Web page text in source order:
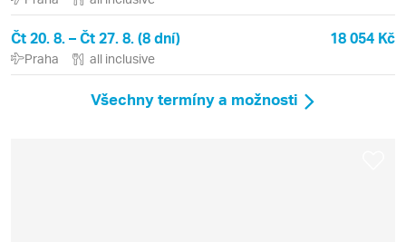
Čt 20. 8. – Čt 27. 8. (8 dní) 18 054 Kč
Praha all inclusive
Všechny termíny a možnosti